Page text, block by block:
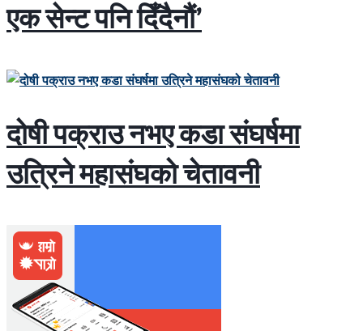
एक सेन्ट पनि दिँदैनौं’
दोषी पक्राउ नभए कडा संघर्षमा
उत्रिने महासंघको चेतावनी